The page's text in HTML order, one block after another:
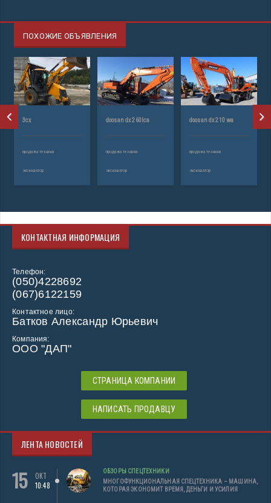
ПОХОЖИЕ ОБЪЯВЛЕНИЯ
3cx
продажа техники
экскаватор
doosan dx 260lca
продажа техники
экскаватор
doosan dx 210 wa
продажа техники
экскаватор
КОНТАКТНАЯ ИНФОРМАЦИЯ
Телефон:
(050)4228692
(067)6122159
Контактное лицо:
Батков Александр Юрьевич
Компания:
ООО "ДАП"
СТРАНИЦА КОМПАНИИ
НАПИСАТЬ ПРОДАВЦУ
ЛЕНТА НОВОСТЕЙ
15
ОКТ
10:48
ОБЗОРЫ СПЕЦТЕХНИКИ
МНОГОФУНКЦИОНАЛЬНАЯ СПЕЦТЕХНИКА – МАШИНА,
КОТОРАЯ ЭКОНОМИТ ВРЕМЯ, ДЕНЬГИ И УСИЛИЯ